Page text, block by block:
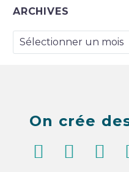
ARCHIVES
ARCHIVES
Sélectionner un mois
On crée